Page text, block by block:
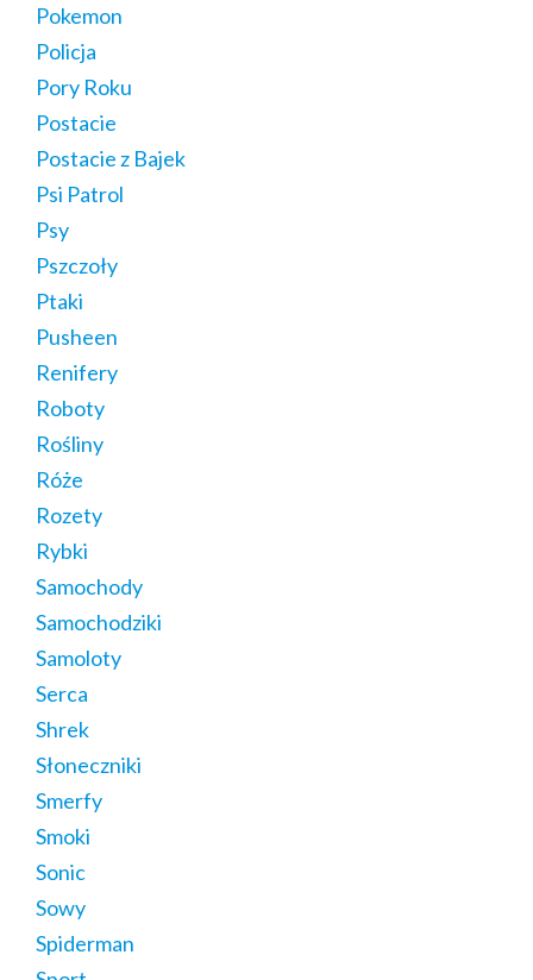
Pokemon
Policja
Pory Roku
Postacie
Postacie z Bajek
Psi Patrol
Psy
Pszczoły
Ptaki
Pusheen
Renifery
Roboty
Rośliny
Róże
Rozety
Rybki
Samochody
Samochodziki
Samoloty
Serca
Shrek
Słoneczniki
Smerfy
Smoki
Sonic
Sowy
Spiderman